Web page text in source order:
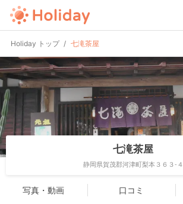
Holiday トップ 七滝茶屋
七滝茶屋
静岡県賀茂郡河津町梨本３６３-４
写真・動画 口コミ